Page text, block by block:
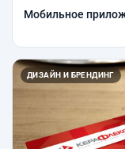
Мобильное
ДИЗАЙН И БРЕНДИНГ